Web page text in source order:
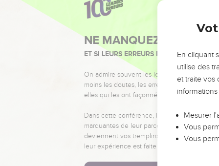
NE MANQUEZ PAS
ET SI LEURS ERREURS POUVAIENT VOUS
On admire souvent les leaders pour leurs
moins les doutes, les erreurs et les saisons
elles qui les ont façonnés.
Dans cette conférence, leaders,
marquantes de leur parcours et les clés
deviennent vos tremplins. Que vous
leur expérience est faite pour vous.
En cliquant
utilise des
et traite vos
Mesurer
Vous
Vous